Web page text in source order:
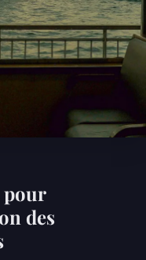
pour
des